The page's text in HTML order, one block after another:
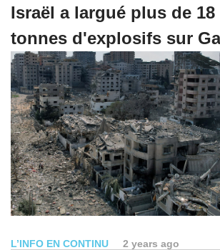
Israël a largué plus de 18
tonnes d'explosifs sur
L’INFO EN CONTINU 2 years ago